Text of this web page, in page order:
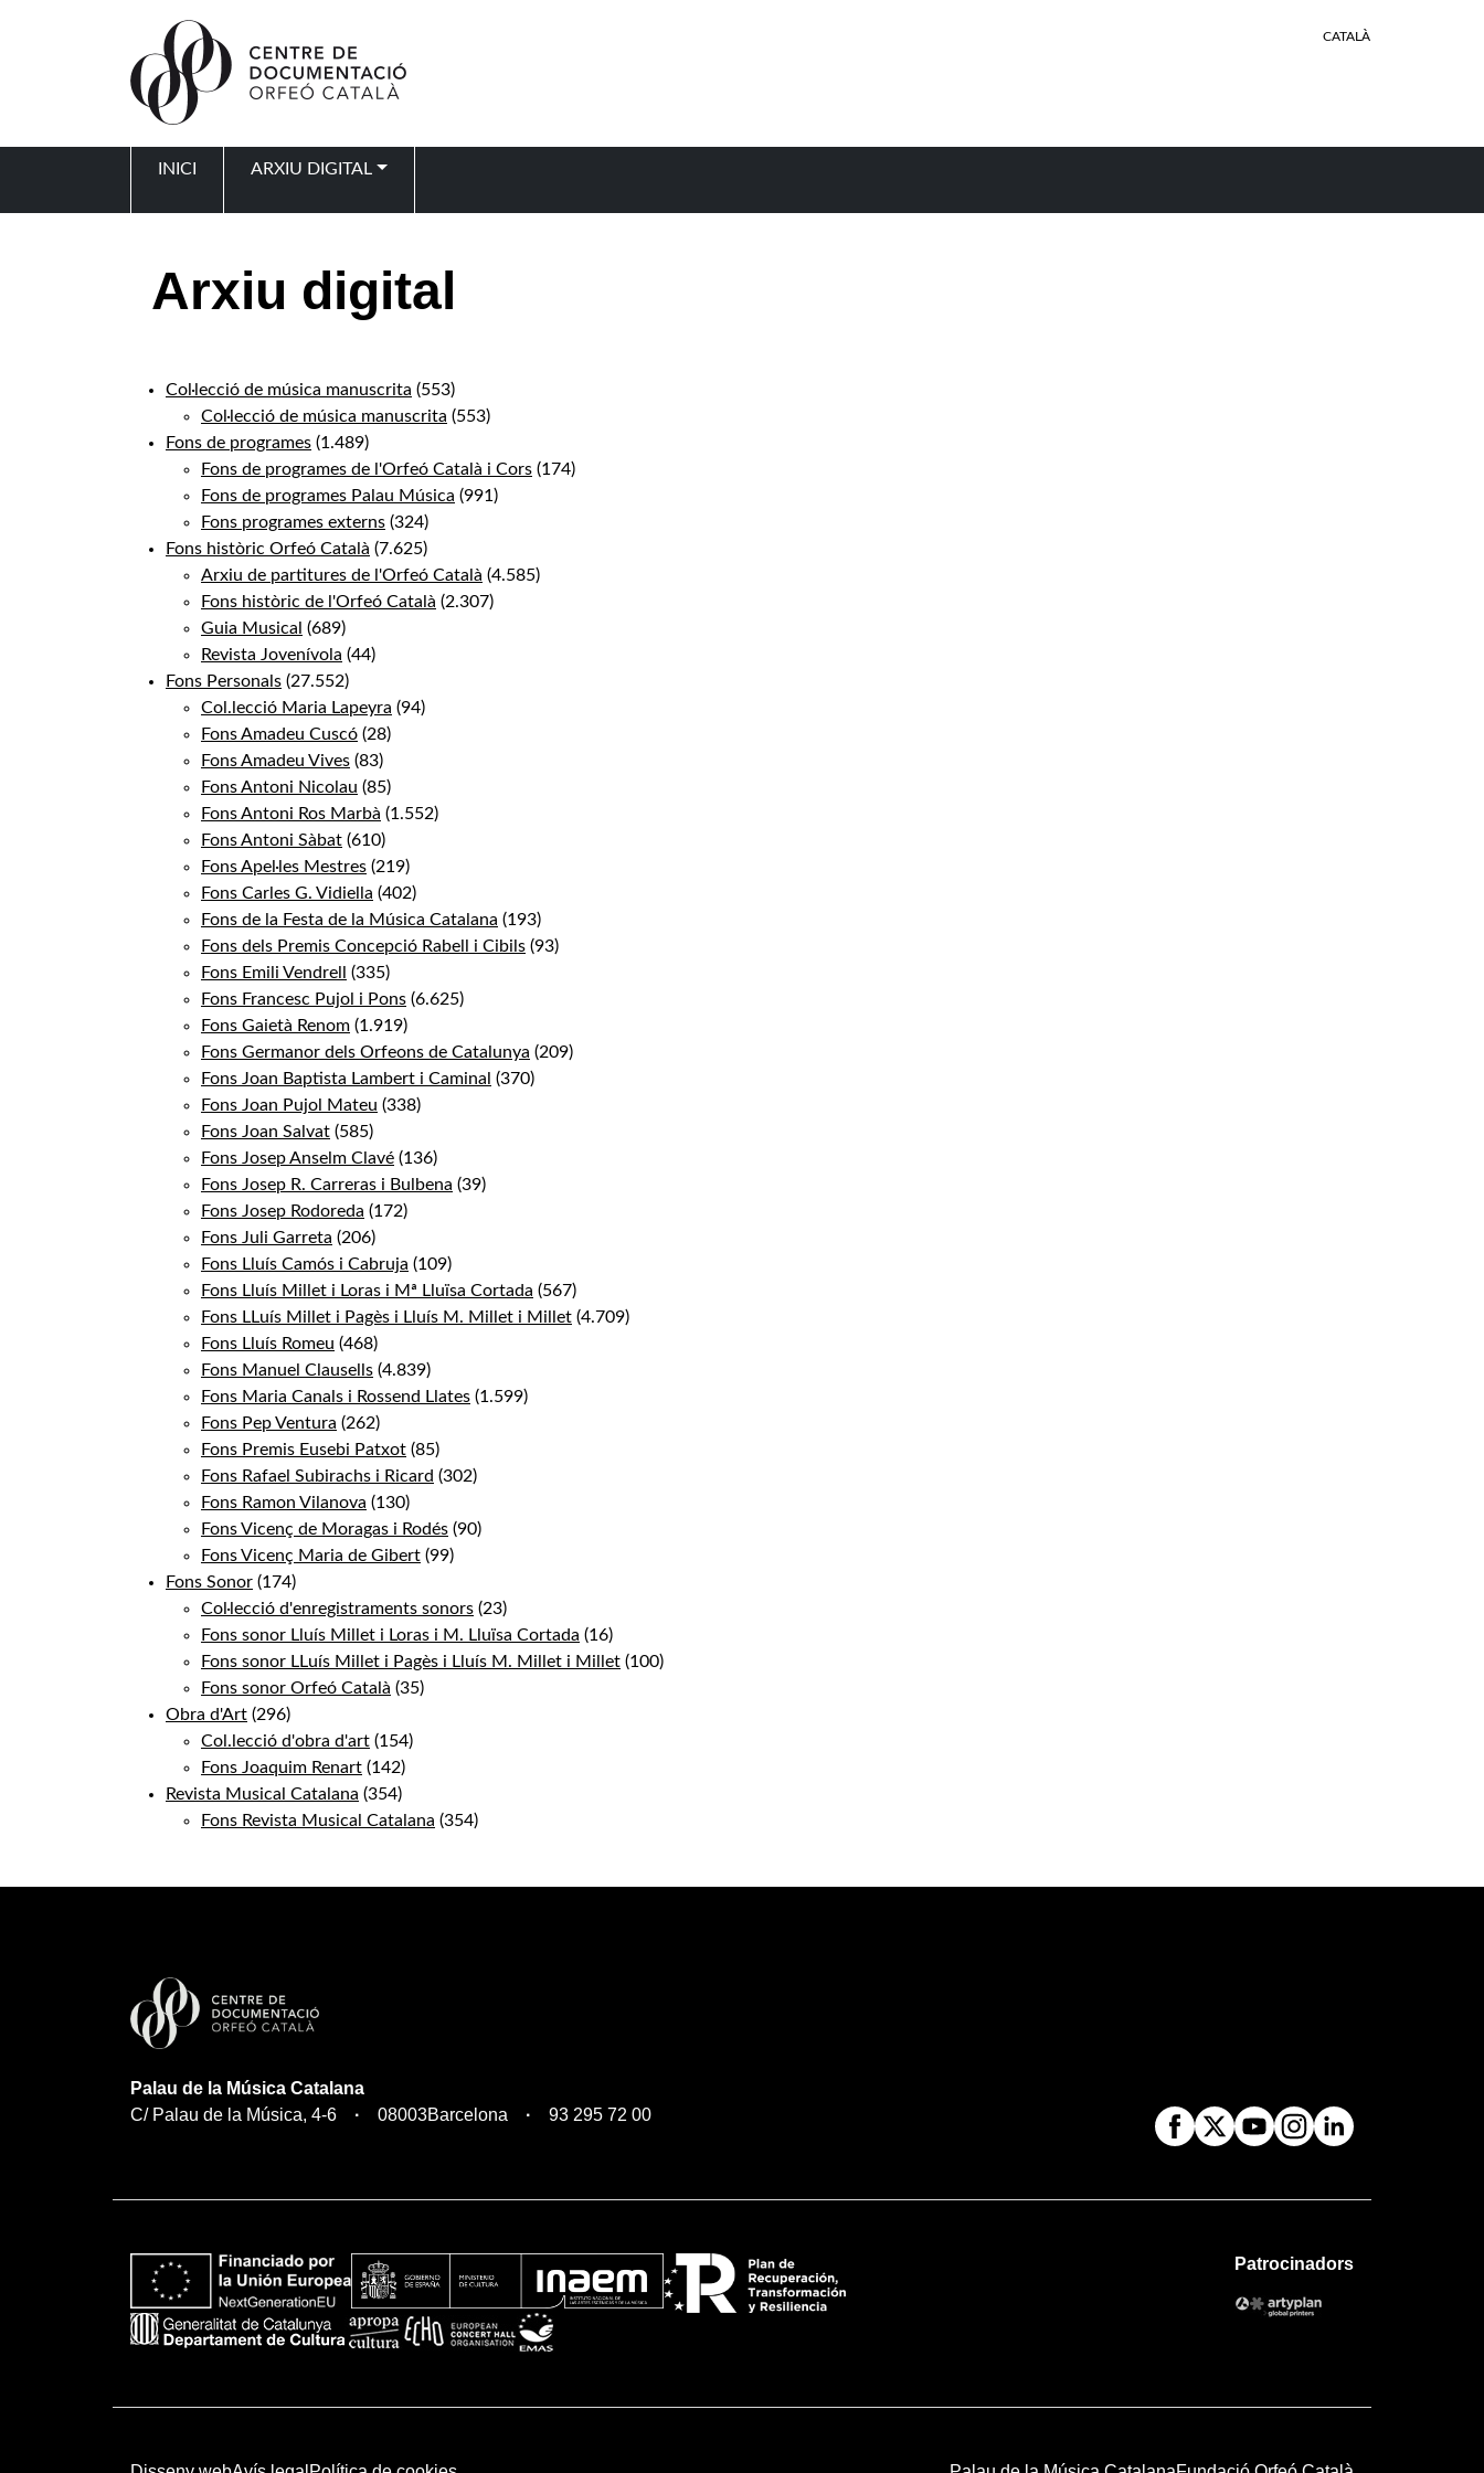
CATALÀ
INICI ARXIU DIGITAL
Arxiu digital
Col·lecció de música manuscrita (553)
Col·lecció de música manuscrita (553)
Fons de programes (1.489)
Fons de programes de l'Orfeó Català i Cors (174)
Fons de programes Palau Música (991)
Fons programes externs (324)
Fons històric Orfeó Català (7.625)
Arxiu de partitures de l'Orfeó Català (4.585)
Fons històric de l'Orfeó Català (2.307)
Guia Musical (689)
Revista Jovenívola (44)
Fons Personals (27.552)
Col.lecció Maria Lapeyra (94)
Fons Amadeu Cuscó (28)
Fons Amadeu Vives (83)
Fons Antoni Nicolau (85)
Fons Antoni Ros Marbà (1.552)
Fons Antoni Sàbat (610)
Fons Apel·les Mestres (219)
Fons Carles G. Vidiella (402)
Fons de la Festa de la Música Catalana (193)
Fons dels Premis Concepció Rabell i Cibils (93)
Fons Emili Vendrell
(335)
Fons Francesc Pujol i Pons (6.625)
Fons Gaietà Renom (1.919)
Fons Germanor dels Orfeons de Catalunya (209)
Fons Joan Baptista Lambert i Caminal (370)
Fons Joan Pujol Mateu (338)
Fons Joan Salvat (585)
Fons Josep Anselm Clavé (136)
Fons Josep R. Carreras i Bulbena (39)
Fons Josep Rodoreda (172)
Fons Juli Garreta (206)
Fons Lluís Camós i Cabruja (109)
Fons Lluís Millet i Loras i Mª Lluïsa Cortada (567)
Fons LLuís Millet i Pagès i Lluís M. Millet i Millet (4.709)
Fons Lluís Romeu (468)
Fons Manuel Clausells (4.839)
Fons Maria Canals i Rossend Llates (1.599)
Fons Pep Ventura (262)
Fons Premis Eusebi Patxot (85)
Fons Rafael Subirachs i Ricard (302)
Fons Ramon Vilanova (130)
Fons Vicenç de Moragas i Rodés (90)
Fons Vicenç Maria de Gibert (99)
Fons Sonor (174)
Col·lecció d'enregistraments sonors (23)
Fons sonor Lluís Millet i Loras i M. Lluïsa Cortada (16)
Fons sonor LLuís Millet i Pagès i Lluís M. Millet i Millet (100)
Fons sonor Orfeó Català (35)
Obra d'Art (296)
Col.lecció d'obra d'art (154)
Fons Joaquim Renart (142)
Revista Musical Catalana (354)
Fons Revista Musical Catalana (354)
Palau de la Música Catalana
C/ Palau de la Música, 4-6
08003Barcelona 93 295 72 00
Patrocinadors